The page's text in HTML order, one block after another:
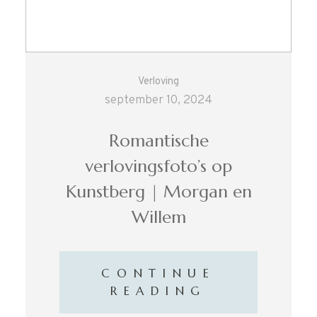
Verloving
september 10, 2024
Romantische
verlovingsfoto’s op
Kunstberg | Morgan en
Willem
CONTINUE
READING